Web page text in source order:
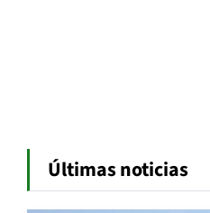
Últimas noticias